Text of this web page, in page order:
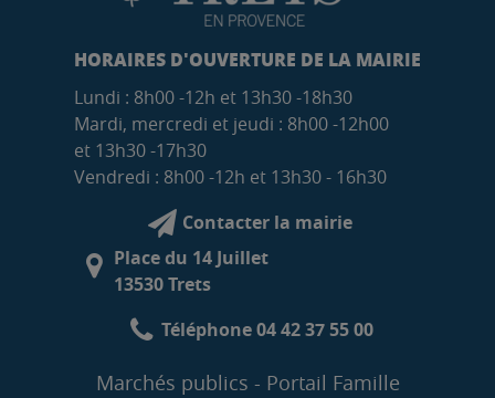
HORAIRES D'OUVERTURE DE LA MAIRIE
Lundi : 8h00 -12h et 13h30 -18h30
Mardi, mercredi et jeudi : 8h00 -12h00
et 13h30 -17h30
Vendredi : 8h00 -12h et 13h30 - 16h30
Contacter la mairie
Place du 14 Juillet
13530 Trets
Téléphone 04 42 37 55 00
Marchés publics Portail Famille